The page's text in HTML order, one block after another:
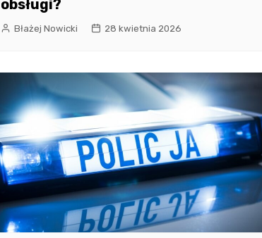
obsługi?
Błażej Nowicki 28 kwietnia 2026